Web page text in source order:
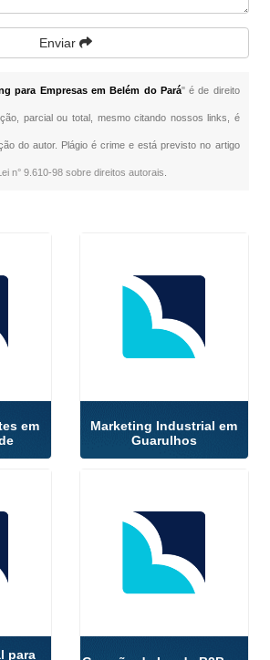
Enviar
para Empresas em Belém do Pará" é de direito
parcial ou total, mesmo citando nossos links, é
do autor. Plágio é crime e está previsto no artigo
n° 9.610-98 sobre direitos autorais
em
Marketing Industrial em
Guarulhos
para